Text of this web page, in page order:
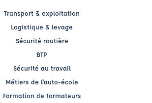
Transport & exploitation
Logistique & levage
Sécurité routière
BTP
Sécurité au travail
Métiers de l'auto-école
Formation de formateurs